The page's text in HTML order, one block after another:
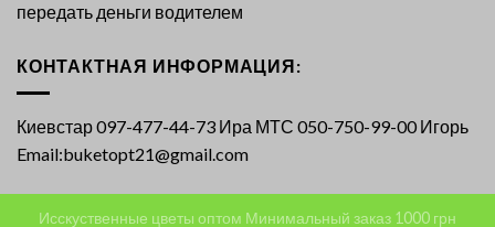
передать деньги водителем
КОНТАКТНАЯ ИНФОРМАЦИЯ:
Киевстар 097-477-44-73 Ира МТС 050-750-99-00 Игорь
Email:buketopt21@gmail.com
Исскуственные цветы оптом Минимальный заказ 1000 грн